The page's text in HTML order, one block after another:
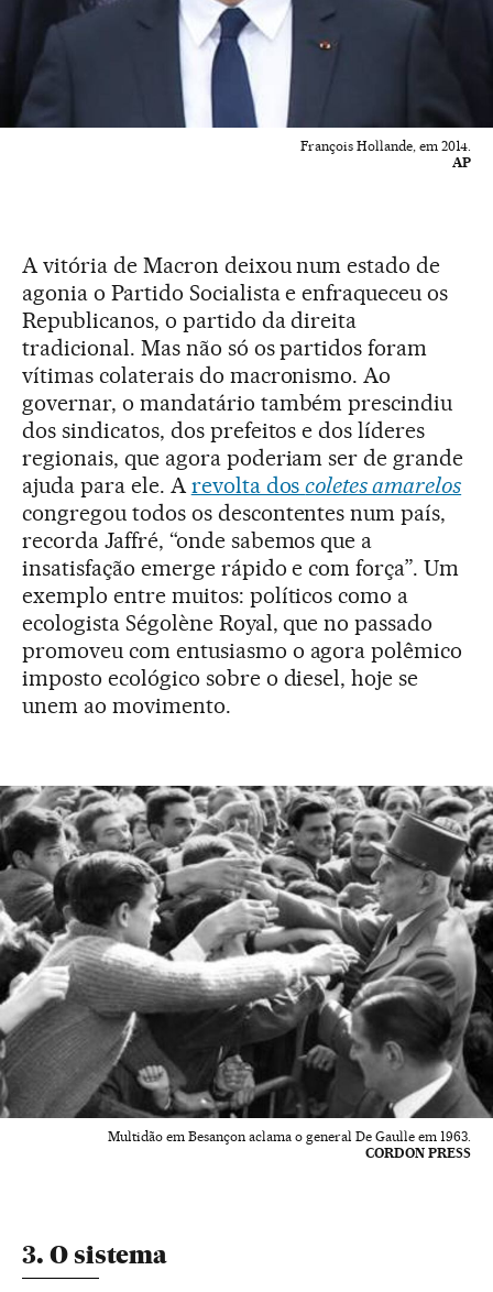
François Hollande, em 2014.
AP
A vitória de Macron deixou num estado de
agonia o Partido Socialista e enfraqueceu os
Republicanos, o partido da direita
tradicional. Mas não só os partidos foram
vítimas colaterais do macronismo. Ao
governar, o mandatário também prescindiu
dos sindicatos, dos prefeitos e dos líderes
regionais, que agora poderiam ser de grande
ajuda para ele. Arevolta doscoletes amarelos
congregou todos os descontentes num país,
recorda Jaffré, “onde sabemos que a
insatisfação emerge rápido e com força”. Um
exemplo entre muitos: políticos como a
ecologista Ségolène Royal, que no passado
promoveu com entusiasmo o agora polêmico
imposto ecológico sobre o diesel, hoje se
unem ao movimento.
Multidão em Besançon aclama o general De Gaulle em 1963.
CORDON PRESS
3. O sistema